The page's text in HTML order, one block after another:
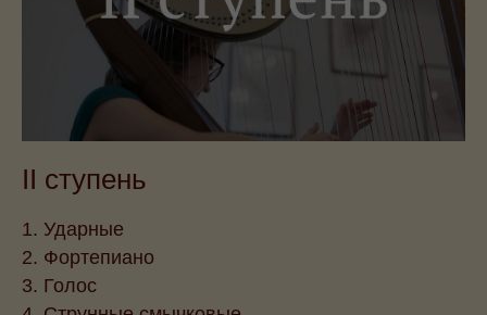
II ступень
1. Ударные
2. Фортепиано
3. Голос